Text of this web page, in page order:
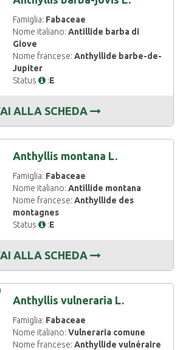
Famiglia: Fabaceae
Nome italiano:Antillide barba di
Giove
Nome francese:Anthyllide barbe-de-
Jupiter
Status
:E
ALLA SCHEDA
Anthyllis montana L.
Famiglia: Fabaceae
Nome italiano:Antillide montana
Nome francese:Anthyllide des
montagnes
Status
:E
ALLA SCHEDA
Anthyllis vulneraria L.
Famiglia: Fabaceae
Nome italiano:Vulneraria comune
Nome francese:Anthyllide vulnéraire